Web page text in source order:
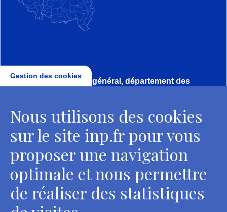
Direction, secrétariat général, département des
2 rue Vivienne - 75002 Paris
Tél. : + 33 1 44 41 16 41
Contacts
Département des restaurateurs
Gestion des cookies
Nous utilisons des cookies
sur le site inp.fr pour vous
proposer une navigation
optimale et nous permettre
de réaliser des statistiques